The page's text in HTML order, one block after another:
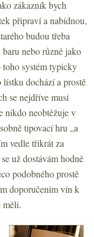
zákazník bych
připraví a nabídnou,
budou třeba
nebo různě jako
systém typicky
dochází a prostě
se nejdříve musí
nikdo neobtěžuje v
tipovací hru „a
vedle třikrát za
už dostávám hodně
podobného prostě
doporučením vín k
měli.